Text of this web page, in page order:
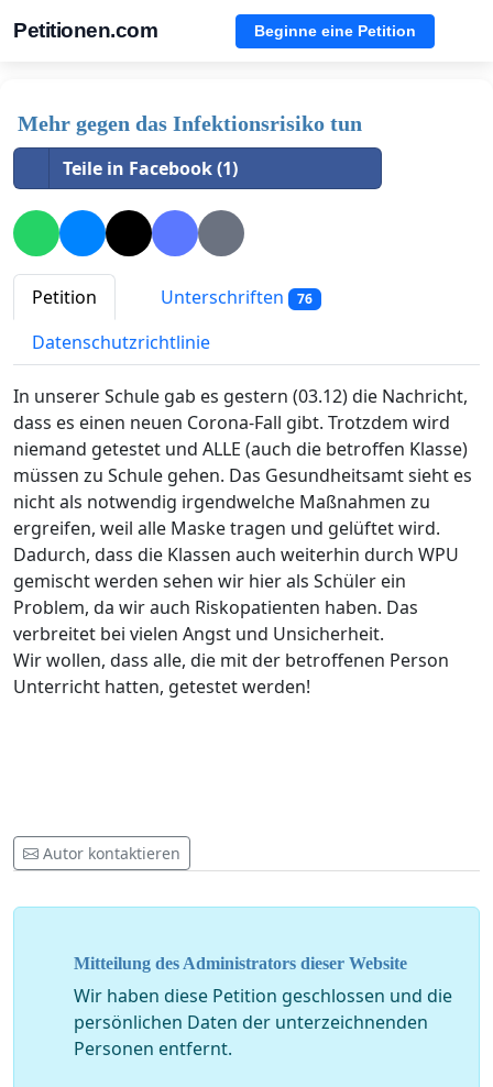
Petitionen.com Beginne eine Petition
Mehr gegen das Infektionsrisiko tun
Teile in Facebook (1)
Petition Unterschriften 76
Datenschutzrichtlinie
In unserer Schule gab es gestern (03.12) die Nachricht,
dass es einen neuen Corona-Fall gibt. Trotzdem wird
niemand getestet und ALLE (auch die betroffen Klasse)
müssen zu Schule gehen. Das Gesundheitsamt sieht es
nicht als notwendig irgendwelche Maßnahmen zu
ergreifen, weil alle Maske tragen und gelüftet wird.
Dadurch, dass die Klassen auch weiterhin durch WPU
gemischt werden sehen wir hier als Schüler ein
Problem, da wir auch Riskopatienten haben. Das
verbreitet bei vielen Angst und Unsicherheit.
Wir wollen, dass alle, die mit der betroffenen Person
Unterricht hatten, getestet werden!
Autor kontaktieren
Mitteilung des Administrators dieser Website
Wir haben diese Petition geschlossen und die
persönlichen Daten der unterzeichnenden
Personen entfernt.